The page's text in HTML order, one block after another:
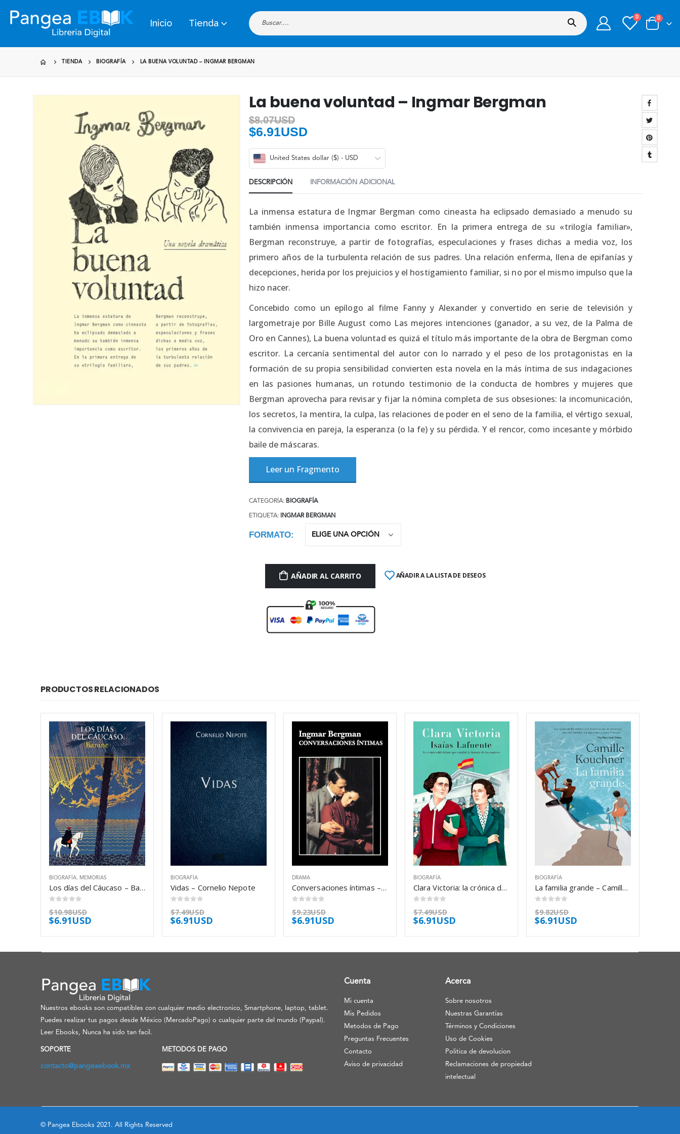
Inicio Tienda
0 0
TIENDA BIOGRAFÍA LA BUENA VOLUNTAD – INGMAR BERGMAN
La buena voluntad – Ingmar Bergman
$8.07USD
$6.91USD
United States dollar ($) - USD
DESCRIPCIÓN INFORMACIÓN ADICIONAL
La inmensa estatura de Ingmar Bergman como cineasta ha eclipsado demasiado a menudo su
también inmensa importancia como escritor. En la primera entrega de su «trilogía familiar»,
Bergman reconstruye, a partir de fotografías, especulaciones y frases dichas a media voz, los
primero años de la turbulenta relación de sus padres. Una relación enferma, llena de epifanías y
decepciones, herida por los prejuicios y el hostigamiento familiar, si no por el mismo impulso que la
hizo nacer.
Concebido como un epílogo al filme Fanny y Alexander y convertido en serie de televisión y
largometraje por Bille August como Las mejores intenciones (ganador, a su vez, de la Palma de
Oro en Cannes), La buena voluntad es quizá el título más importante de la obra de Bergman como
escritor. La cercanía sentimental del autor con lo narrado y el peso de los protagonistas en la
formación de su propia sensibilidad convierten esta novela en la más íntima de sus indagaciones
en las pasiones humanas, un rotundo testimonio de la conducta de hombres y mujeres que
Bergman aprovecha para revisar y fijar la nómina completa de sus obsesiones: la incomunicación,
los secretos, la mentira, la culpa, las relaciones de poder en el seno de la familia, el vértigo sexual,
la convivencia en pareja, la esperanza (o la fe) y su pérdida. Y el rencor, como incesante y mórbido
baile de máscaras.
Leer un Fragmento
CATEGORÍA: BIOGRAFÍA
ETIQUETA: INGMAR BERGMAN
FORMATO
AÑADIR AL CARRITO AÑADIR A LA LISTA DE DESEOS
PRODUCTOS RELACIONADOS
BIOGRAFÍA MEMORIAS
Los días del Cáucaso – Banine
$10.98USD
$6.91USD
BIOGRAFÍA
Vidas – Cornelio Nepote
$7.49USD
$6.91USD
DRAMA
Conversaciones íntimas – Ingmar Bergman
$9.23USD
$6.91USD
BIOGRAFÍA
Clara Victoria: la crónica del debate que – Isaías Lafuente
$7.49USD
$6.91USD
BIOGRAFÍA
La familia grande – Camille Kouchner
$9.82USD
$6.91USD
Nuestros ebooks son compatibles con cualquier medio electronico, Smartphone, laptop, tablet.
Puedes realizar tus pagos desde México (MercadoPago) o cualquier parte del mundo (Paypal).
Leer Ebooks, Nunca ha sido tan facil.
SOPORTE
contacto@pangeaebook.mx
METODOS DE PAGO
Cuenta
Mi cuenta
Mis Pedidos
Metodos de Pago
Preguntas Frecuentes
Contacto
Aviso de privacidad
Acerca
Sobre nosotros
Nuestras Garantías
Términos y Condiciones
Uso de Cookies
Politica de devolucion
Reclamaciones de propiedad
intelectual
© Pangea Ebooks 2021. All Rights Reserved